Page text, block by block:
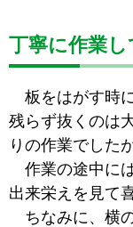
丁寧に作業
板をはがす時
残らず抜くのは
りの作業でした
作業の途中に
出来栄えを見て
ちなみに、横